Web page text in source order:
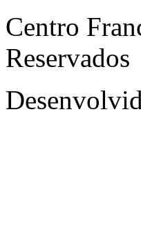
Centro
Reservados